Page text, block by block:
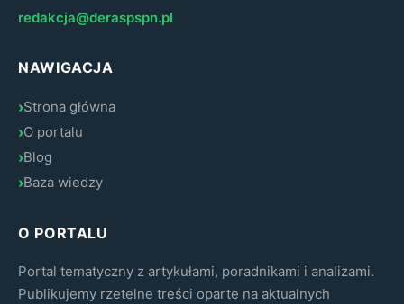
redakcja@deraspspn.pl
NAWIGACJA
Strona główna
O portalu
Blog
Baza wiedzy
O PORTALU
Portal tematyczny z artykułami, poradnikami i analizami.
Publikujemy rzetelne treści oparte na aktualnych